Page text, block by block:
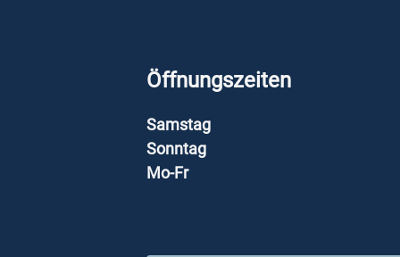
Öffnungszeiten
Samstag
Sonntag
Mo-Fr